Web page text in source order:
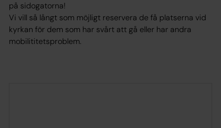
på sidogatorna!
Vi vill så långt som möjligt reservera de få platserna vid
kyrkan för dem som har svårt att gå eller har andra
mobilititetsproblem.